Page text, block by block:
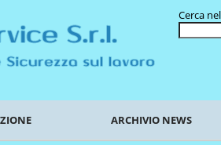
Cerca
ARCHIVIO NEWS